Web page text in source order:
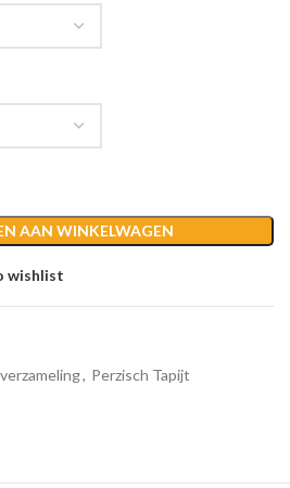
AAN WINKELWAGEN
wishlist
, Perzisch Tapijt